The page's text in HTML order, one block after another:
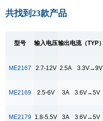
1.5A 5V→9V
2.5A 3.3V→5V
2A 5V→9V
共找到23款产品
型号 输入电压输出电流（TYP）
ME2167 2.7-12V 2.5A 3.3V→9V
ME2169 2.5-6V 3A 3.6V→5V
ME2179 1.8-5.5V 3A 3.6V→5V